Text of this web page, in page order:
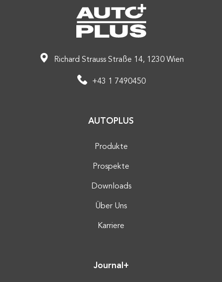
Richard Strauss Straße 14, 1230 Wien
+43 1 7490450
AUTOPLUS
Produkte
Prospekte
Downloads
Über Uns
Karriere
Journal+